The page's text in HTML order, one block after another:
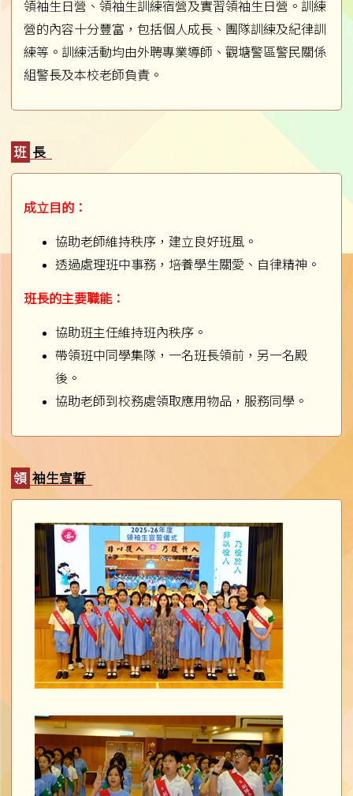
領袖生日營、領袖生訓練宿營及實習領袖生日營。訓練
營的內容十分豐富，包括個人成長、團隊訓練及紀律訓
練等。訓練活動均由外聘專業導師、觀塘警區警民關係
組警長及本校老師負責。
班長
成立目的：
協助老師維持秩序，建立良好班風。
透過處理班中事務，培養學生關愛、自律精神。
班長的主要職能：
協助班主任維持班內秩序。
帶領班中同學集隊，一名班長領前，另一名殿
後。
協助老師到校務處領取應用物品，服務同學。
領袖生宣誓